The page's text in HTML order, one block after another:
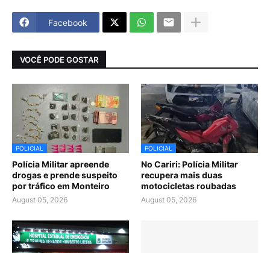
Facebook
VOCÊ PODE GOSTAR
POLICIAL
Polícia Militar apreende
drogas e prende suspeito
por tráfico em Monteiro
August 05, 2026
POLICIAL
No Cariri: Polícia Militar
recupera mais duas
motocicletas roubadas
August 05, 2026